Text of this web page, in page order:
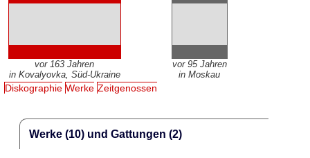
vor 163 Jahren
in Kovalyovka, Süd-Ukraine
vor 95 Jahren
in Moskau
Diskographie Werke Zeitgenossen
Werke (10) und Gattungen (2)